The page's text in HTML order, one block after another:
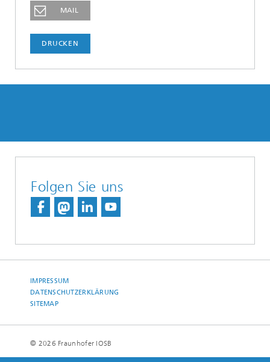
MAIL
DRUCKEN
Folgen Sie uns
IMPRESSUM
DATENSCHUTZERKLÄRUNG
SITEMAP
© 2026 Fraunhofer IOSB